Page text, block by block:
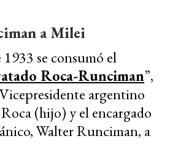
a Milei
1933 se consumó el
Roca-Runciman”,
argentino
(hijo) y el encargado
Walter Runciman, a